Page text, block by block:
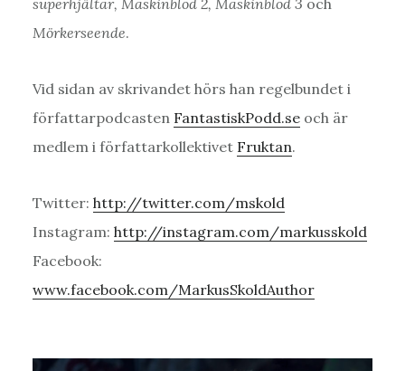
Mörkerseende.
Vid sidan av skrivandet hörs han regelbundet i
författarpodcasten FantastiskPodd.seoch är
medlem i författarkollektivet Fruktan.
Twitter: http://twitter.com/mskold
Instagram: http://instagram.com/markusskold
Facebook:
www.facebook.com/MarkusSkoldAuthor